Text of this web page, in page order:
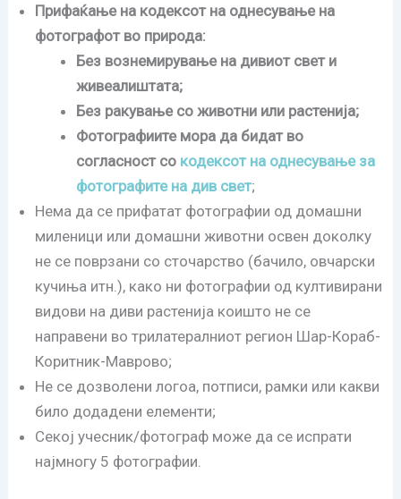
Прифаќање на кодексот на однесување на
фотографот во природа:
Без вознемирување на дивиот свет и
живеалиштата;
Без ракување со животни или растенија;
Фотографиите мора да бидат во
согласност со кодексот на однесување за
фотографите на див свет;
Нема да се прифатат фотографии од домашни
миленици или домашни животни освен доколку
не се поврзани со сточарство (бачило, овчарски
кучиња итн.), како ни фотографии од култивирани
видови на диви растенија коишто не се
направени во трилатералниот регион Шар-Кораб-
Коритник-Маврово;
Не се дозволени логоа, потписи, рамки или какви
било додадени елементи;
Секој учесник/фотограф може да се испрати
најмногу 5 фотографии.